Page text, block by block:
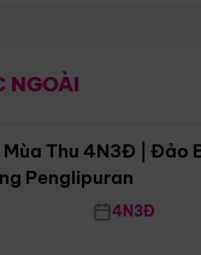
NGOÀI
Thu 4N3Đ | Đảo
Penglipuran
4N3Đ